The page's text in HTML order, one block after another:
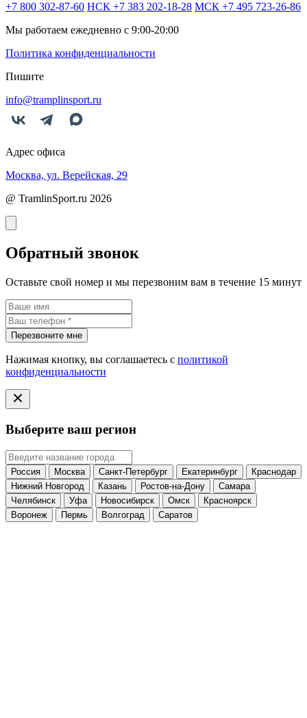
+7 800 302-87-60 НСК +7 383 202-18-28 МСК +7 495 723-26-86
Мы работаем ежедневно с 9:00-20:00
Политика конфиденциальности
Пишите
info@tramplinsport.ru
Адрес офиса
Москва, ул. Верейская, 29
@ TramlinSport.ru 2026
Обратный звонок
Оставьте свой номер и мы перезвоним вам в течение 15 минут
Перезвоните мне
Нажимая кнопку, вы соглашаетесь с политикой
конфиденциальности
Выберите ваш регион
Россия Москва Санкт-Петербург Екатеринбург
Краснодар
Нижний Новгород
Казань Ростов-на-Дону
Самара
Челябинск
Уфа Новосибирск Омск
Красноярск
Воронеж
Пермь Волгоград Саратов